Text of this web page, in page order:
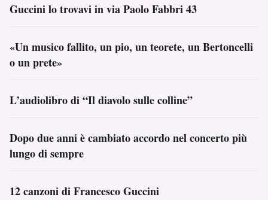
Guccini lo trovavi in via Paolo Fabbri 43
«Un musico fallito, un pio, un teorete, un Bertoncelli
o un prete»
L’audiolibro di “Il diavolo sulle colline”
Dopo due anni è cambiato accordo nel concerto più
lungo di sempre
12 canzoni di Francesco Guccini